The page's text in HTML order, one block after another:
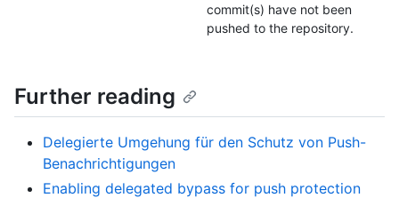
commit(s) have not been
pushed to the repository.
Further reading
Delegierte Umgehung für den Schutz von Push-
Benachrichtigungen
Enabling delegated bypass for push protection